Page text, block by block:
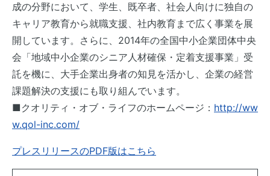
成の分野において、学生、既卒者、社会人向けに独自の
キャリア教育から就職支援、社内教育まで広く事業を展
開しています。さらに、2014年の全国中小企業団体中央
会「地域中小企業のシニア人材確保・定着支援事業」受
託を機に、大手企業出身者の知見を活かし、企業の経営
課題解決の支援にも取り組んでいます。
■クオリティ・オブ・ライフのホームページ： http://ww
w.qol-inc.com/
プレスリリースのPDF版はこちら